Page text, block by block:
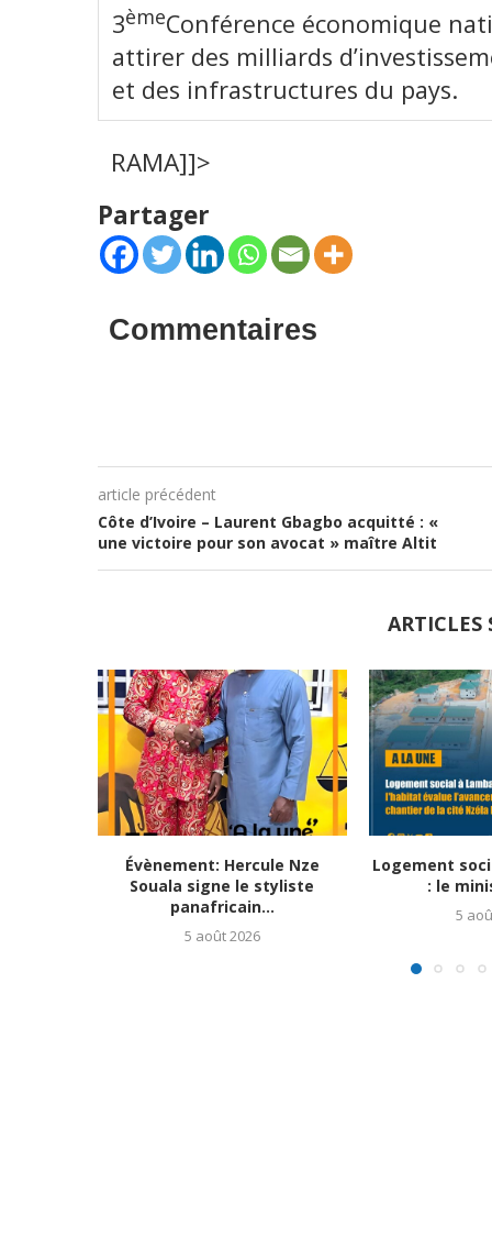
3èmeConférence économique
attirer des milliards
et des infrastructures du pays.
RAMA]]>
Partager
Commentaires
article précédent
Côte d’Ivoire – Laurent Gbagbo acquitté : «
une victoire pour son avocat » maître Altit
ARTICLES
Évènement: Hercule Nze
Souala signe le styliste
panafricain...
5 août 2026
Logement
: le
5